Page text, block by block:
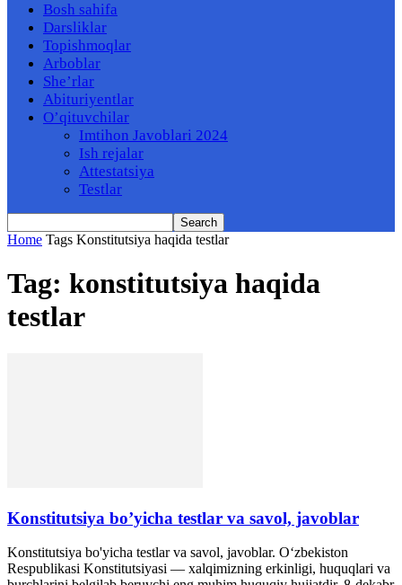
Bosh sahifa
Darsliklar
Topishmoqlar
Arboblar
She’rlar
Abituriyentlar
O’qituvchilar
Imtihon Javoblari 2024
Ish rejalar
Attestatsiya
Testlar
Home Tags Konstitutsiya haqida testlar
Tag: konstitutsiya haqida
testlar
Konstitutsiya bo’yicha testlar va savol, javoblar
Konstitutsiya bo'yicha testlar va savol, javoblar. O‘zbekiston
Respublikasi Konstitutsiyasi — xalqimizning erkinligi, huquqlari va